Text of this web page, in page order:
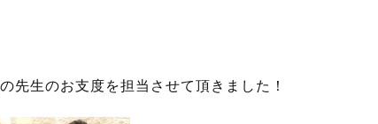
先生のお支度を担当させて頂きました！